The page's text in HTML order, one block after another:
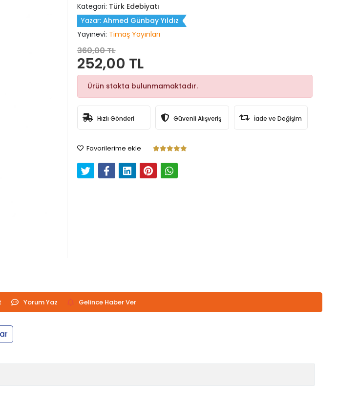
Kategori: Türk Edebiyatı
Yazar: Ahmed Günbay Yıldız
Yayınevi: Timaş Yayınları
360,00 TL
252,00 TL
Ürün stokta bulunmamaktadır.
Hızlı Gönderi Güvenli Alışveriş İade ve Değişim
Favorilerime ekle
Yorum Yaz Gelince Haber Ver